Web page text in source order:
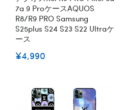
7a 9 ProケースAQUOS
R8/R9 PRO Samsung
S25plus S24 S23 S22 Ultraケ
ース
¥4,990